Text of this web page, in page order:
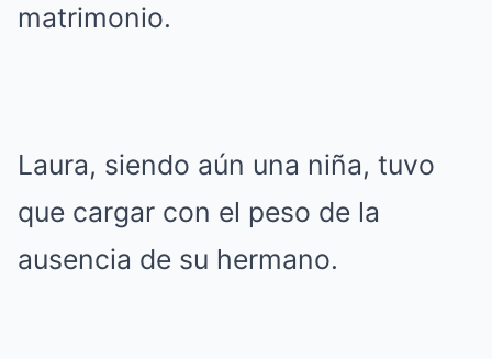
matrimonio.
Laura, siendo aún una niña, tuvo
que cargar con el peso de la
ausencia de su hermano.